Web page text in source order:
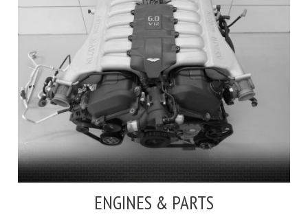
ENGINES & PARTS